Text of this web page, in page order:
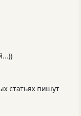
статьях пишут